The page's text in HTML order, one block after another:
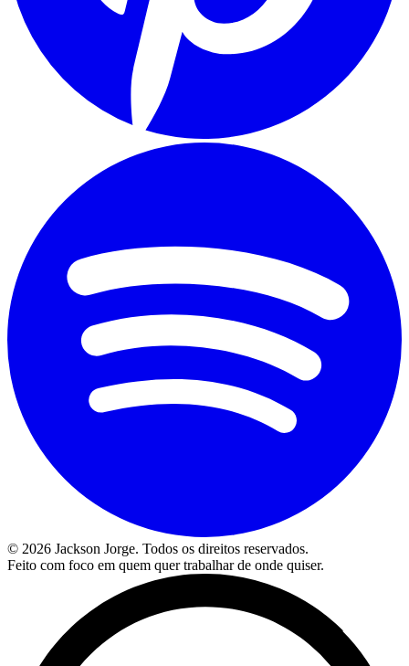
© 2026 Jackson Jorge. Todos os direitos reservados.
Feito com foco em quem quer trabalhar de onde quiser.